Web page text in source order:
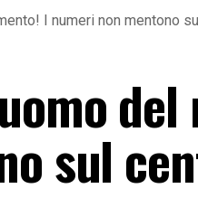
I numeri non mentono
sul